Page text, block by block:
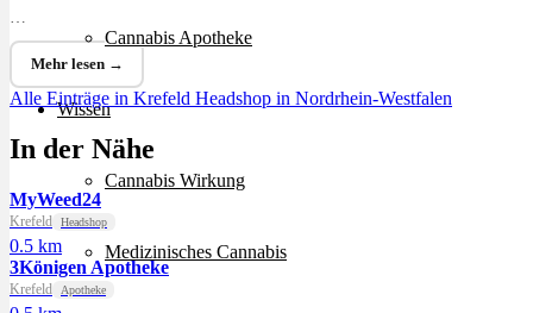
Cannabis Apotheke
Wissen
Cannabis Wirkung
Medizinisches Cannabis
…
Mehr lesen →
Alle Einträge in Krefeld Headshop in Nordrhein-Westfalen
In der Nähe
MyWeed24
Krefeld Headshop
0.5 km
3Königen Apotheke
Krefeld Apotheke